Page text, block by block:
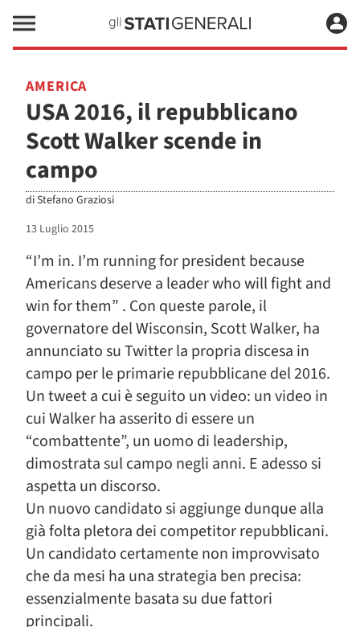
AMERICA
USA 2016, il repubblicano
Scott Walker scende in
campo
diStefano Graziosi
13 Luglio 2015
“I’m in. I’m running for president because
Americans deserve a leader who will fight and
win for them” . Con queste parole, il
governatore del Wisconsin, Scott Walker, ha
annunciato su Twitter la propria discesa in
campo per le primarie repubblicane del 2016.
Un tweet a cui è seguito un video: un video in
cui Walker ha asserito di essere un
“combattente”, un uomo di leadership,
dimostrata sul campo negli anni. E adesso si
aspetta un discorso.
Un nuovo candidato si aggiunge dunque alla
già folta pletora dei competitor repubblicani.
Un candidato certamente non improvvisato
che da mesi ha una strategia ben precisa:
essenzialmente basata su due fattori
principali.